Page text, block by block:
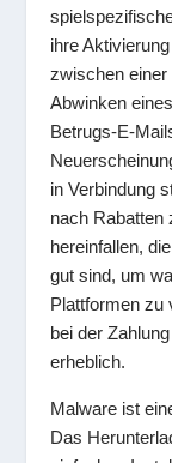
ihre
zwischen
Abwinken
Betrugs-E-
in Verbindung
nach Rabatten
hereinfallen,
gut sind, um
Plattformen zu
bei der
erheblich.
Malware ist
Das